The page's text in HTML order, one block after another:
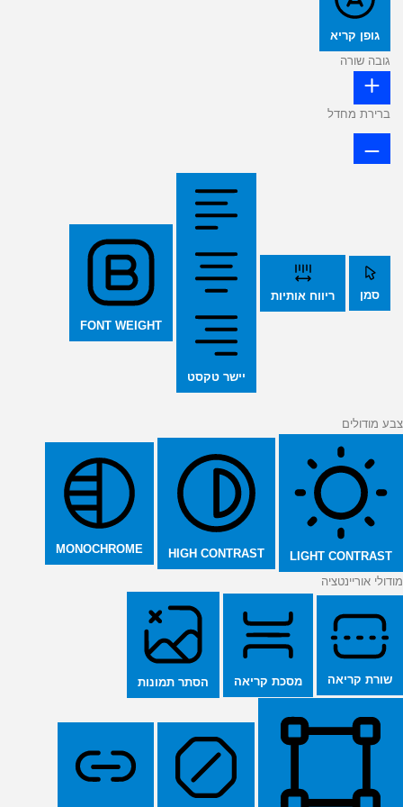
גופן קריא
גובה שורה
ברירת מחדל
סמן ריווח אותיות
יישר טקסט
FONT WEIGHT
צבע מודולים
LIGHT CONTRAST
HIGH CONTRAST
MONOCHROME
מודולי אוריינטציה
שורת קריאה מסכת קריאה הסתר תמונות